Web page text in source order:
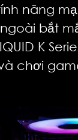
năng
bắt
K
chơi